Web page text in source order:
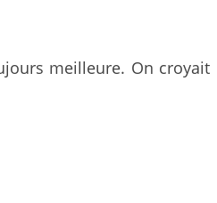
meilleure. On croyait